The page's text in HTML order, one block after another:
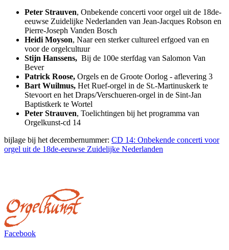
Peter Strauven, Onbekende concerti voor orgel uit de 18de-
eeuwse Zuidelijke Nederlanden van Jean-Jacques Robson en
Pierre-Joseph Vanden Bosch
Heidi Moyson, Naar een sterker cultureel erfgoed van en
voor de orgelcultuur
Stijn Hanssens, Bij de 100e sterfdag van Salomon Van
Bever
Patrick Roose, Orgels en de Groote Oorlog - aflevering 3
Bart Wuilmus, Het Ruef-orgel in de St.-Martinuskerk te
Stevoort en het Draps/Verschueren-orgel in de Sint-Jan
Baptistkerk te Wortel
Peter Strauven, Toelichtingen bij het programma van
Orgelkunst-cd 14
bijlage bij het decembernummer: CD 14: Onbekende concerti voor
orgel uit de 18de-eeuwse Zuidelijke Nederlanden
Facebook